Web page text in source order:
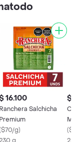
16.100
Ranchera Salchicha
Premium
$70/g)
$
(